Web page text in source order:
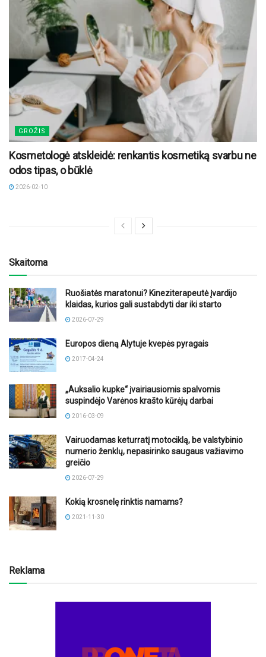
GROŽIS
Kosmetologė atskleidė: renkantis kosmetiką svarbu ne
odos tipas, o būklė
2026-02-10
Skaitoma
Ruošiatės maratonui? Kineziterapeutė įvardijo
klaidas, kurios gali sustabdyti dar iki starto
2026-07-29
Europos dieną Alytuje kvepės pyragais
2017-04-24
„Auksalio kupke“ įvairiausiomis spalvomis
suspindėjo Varėnos krašto kūrėjų darbai
2016-03-09
Vairuodamas keturratį motociklą, be valstybinio
numerio ženklų, nepasirinko saugaus važiavimo
greičio
2026-07-29
Kokią krosnelę rinktis namams?
2021-11-30
Reklama